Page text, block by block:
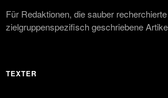
Für Redaktionen, die sauber
zielgruppenspezifisch geschriebene
TEXTER